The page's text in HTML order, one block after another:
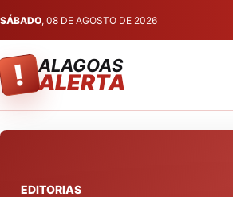
SÁBADO, 08 DE AGOSTO DE 2026
! ALAGOAS
ALERTA
EDITORIAS